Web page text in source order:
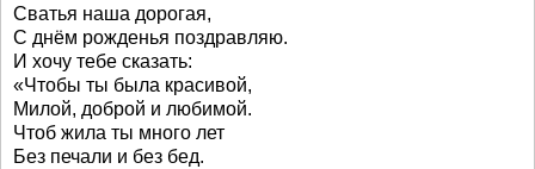
Сватья наша дорогая,
С днём рожденья поздравляю.
И хочу тебе сказать:
«Чтобы ты была красивой,
Милой, доброй и любимой.
Чтоб жила ты много лет
Без печали и без бед.